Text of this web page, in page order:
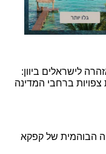
לישראלים ביוון:
ברחבי המדינה
של קפקא